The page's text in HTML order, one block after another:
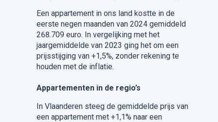
Een appartement in ons land kostte in de
eerste negen maanden van 2024 gemiddeld
268.709 euro. In vergelijking met het
jaargemiddelde van 2023 ging het om een
prijsstijging van +1,5%, zonder rekening te
houden met de inflatie.
Appartementen in de regio’s
In Vlaanderen steeg de gemiddelde prijs van
een appartement met +1,1% naar een